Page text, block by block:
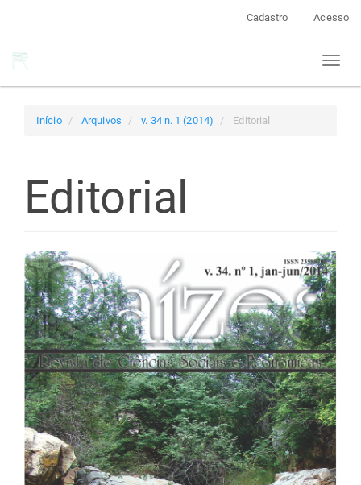
Cadastro Acesso
Toggle
Início Arquivos v. 34 n. 1 (2014) Editorial
Editorial
Barra
lateral
de
artigos